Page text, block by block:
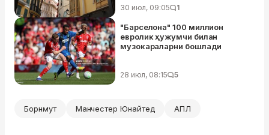
30 июл, 09:05 1
"Барселона" 100 миллион
евролик ҳужумчи билан
музокараларни бошлади
28 июл, 08:15 5
Борнмут Манчестер Юнайтед АПЛ